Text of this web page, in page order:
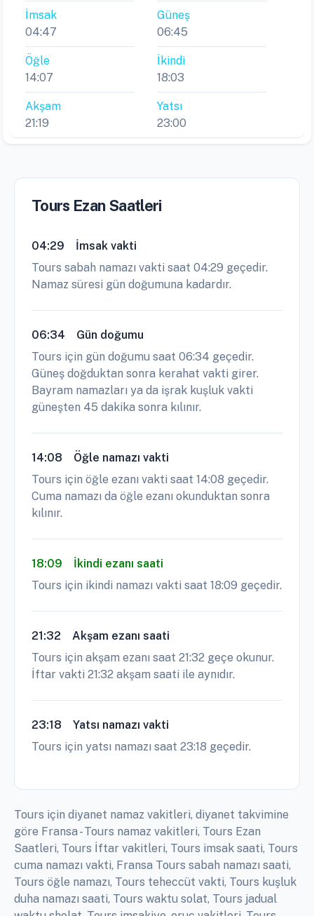
İmsak
04:47
Güneş
06:45
Öğle
14:07
İkindi
18:03
Akşam
21:19
Yatsı
23:00
Tours Ezan Saatleri
04:29
İmsak vakti
Tours sabah namazı vakti saat 04:29 geçedir.
Namaz süresi gün doğumuna kadardır.
06:34
Gün doğumu
Tours için gün doğumu saat 06:34 geçedir.
Güneş doğduktan sonra kerahat vakti girer.
Bayram namazları ya da işrak kuşluk vakti
güneşten 45 dakika sonra kılınır.
14:08
Öğle namazı vakti
Tours için öğle ezanı vakti saat 14:08 geçedir.
Cuma namazı da öğle ezanı okunduktan sonra
kılınır.
18:09
İkindi ezanı saati
Tours için ikindi namazı vakti saat 18:09 geçedir.
21:32
Akşam ezanı saati
Tours için akşam ezanı saat 21:32 geçe okunur.
İftar vakti 21:32 akşam saati ile aynıdır.
23:18
Yatsı namazı vakti
Tours için yatsı namazı saat 23:18 geçedir.
Tours için diyanet namaz vakitleri, diyanet takvimine
göre Fransa - Tours namaz vakitleri, Tours Ezan
Saatleri, Tours İftar vakitleri, Tours imsak saati, Tours
cuma namazı vakti, Fransa Tours sabah namazı saati,
Tours öğle namazı, Tours teheccüt vakti, Tours kuşluk
duha namazı saati, Tours waktu solat, Tours jadual